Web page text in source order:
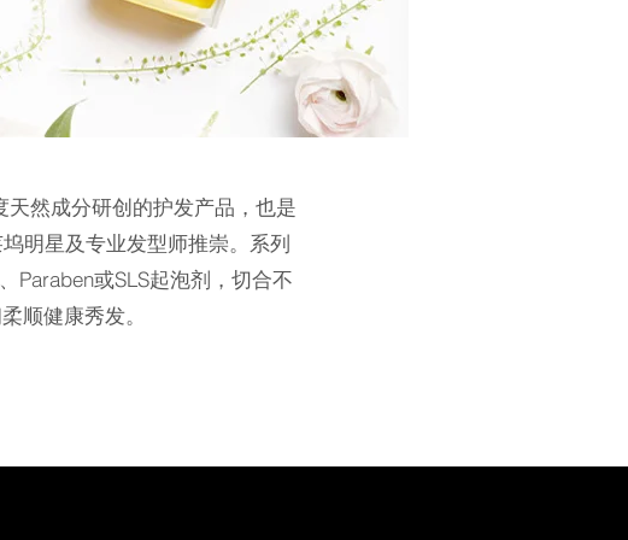
然成分研创的护发产品，也是
明星及专业发型师推崇。系列
Paraben或SLS起泡剂，切合不
顺健康秀发。